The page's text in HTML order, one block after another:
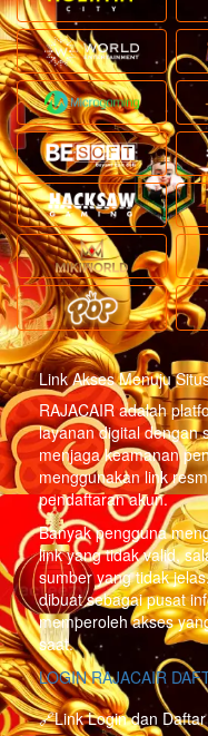
Link Akses Menuju
RAJACAIR adalah
layanan digital dengan
menjaga keamanan
menggunakan link
pendaftaran akun.
Banyak pengguna
link yang tidak valid,
sumber yang tidak
dibuat sebagai pusat
memperoleh akses
saat.
LOGIN RAJACAIR
🔗Link Login dan